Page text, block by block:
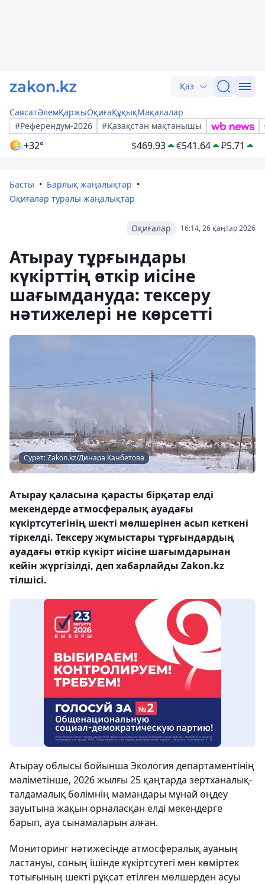
Қаз
СаясатӘлемҚаржыОқиғаҚұқықМақалалар
#Референдум-2026
#Қазақстан мақтанышы
+32° $469.93 €541.64 ₽5.71
Басты
Барлық жаңалықтар
Оқиғалар туралы жаңалықтар
16:14, 26 қаңтар 2026
Оқиғалар
Атырау тұрғындары
күкірттің өткір иісіне
шағымдануда: тексеру
нәтижелері не көрсетті
Сурет: Zakon.kz/Динара Канбетова
Атырау қаласына қарасты бірқатар елді
мекендерде атмосфералық ауадағы
күкіртсутегінің шекті мөлшерінен асып кеткені
тіркелді. Тексеру жұмыстары тұрғындардың
ауадағы өткір күкірт иісіне шағымдарынан
кейін жүргізілді, деп хабарлайды Zakon.kz
тілшісі.
Атырау облысы бойынша Экология департаментінің
мәліметінше, 2026 жылғы 25 қаңтарда зертханалық-
талдамалық бөлімнің мамандары мұнай өңдеу
зауытына жақын орналасқан елді мекендерге
барып, ауа сынамаларын алған.
Мониторинг нәтижесінде атмосфералық ауаның
ластануы, соның ішінде күкіртсутегі мен көміртек
тотығының шекті рұқсат етілген мөлшерден асуы